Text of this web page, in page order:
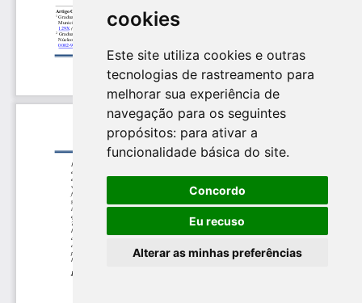
cookies
Este site utiliza cookies e outras
tecnologias de rastreamento para
melhorar sua experiência de
navegação para os seguintes
propósitos: para ativar a
funcionalidade básica do site.
Concordo
Eu recuso
Alterar as minhas preferências